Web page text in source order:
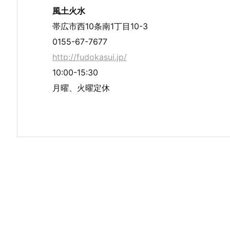
風土火水
帯広市西10条南1丁目10-3
0155-67-7677
http://fudokasui.jp/
10:00-15:30
月曜、火曜定休